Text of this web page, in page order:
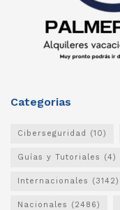
Categorias
Ciberseguridad (10)
Guías y Tutoriales (4)
Internacionales (3142)
Nacionales (2486)